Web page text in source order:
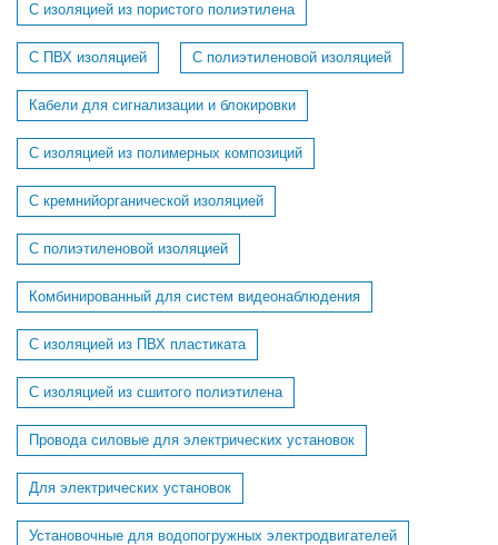
С изоляцией из пористого полиэтилена
С ПВХ изоляцией С полиэтиленовой изоляцией
Кабели для сигнализации и блокировки
C изоляцией из полимерных композиций
C кремнийорганической изоляцией
C полиэтиленовой изоляцией
Комбинированный для систем видеонаблюдения
С изоляцией из ПВХ пластиката
С изоляцией из сшитого полиэтилена
Провода силовые для электрических установок
Для электрических установок
Установочные для водопогружных электродвигателей